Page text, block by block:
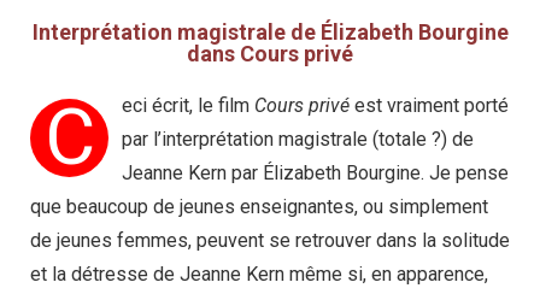
Interprétation magistrale de Élizabeth Bourgine
dans Cours privé
C eci écrit, le film Cours privé est vraiment porté
par l’interprétation magistrale (totale ?) de
Jeanne Kern par Élizabeth Bourgine. Je pense
que beaucoup de jeunes enseignantes, ou simplement
de jeunes femmes, peuvent se retrouver dans la solitude
et la détresse de Jeanne Kern même si, en apparence,